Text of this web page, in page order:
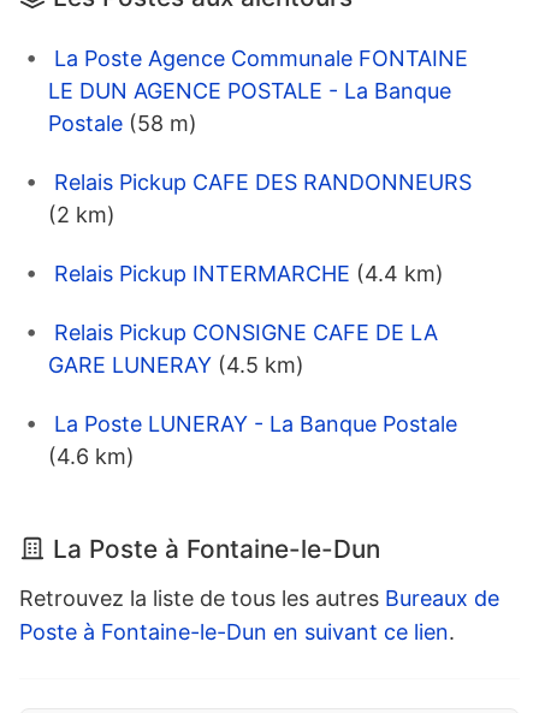
La Poste Agence Communale FONTAINE
LE DUN AGENCE POSTALE - La Banque
Postale (58 m)
Relais Pickup CAFE DES RANDONNEURS
(2 km)
Relais Pickup INTERMARCHE (4.4 km)
Relais Pickup CONSIGNE CAFE DE LA
GARE LUNERAY (4.5 km)
La Poste LUNERAY - La Banque Postale
(4.6 km)
La Poste à Fontaine-le-Dun
Retrouvez la liste de tous les autres Bureaux de
Poste à Fontaine-le-Dun en suivant ce lien.